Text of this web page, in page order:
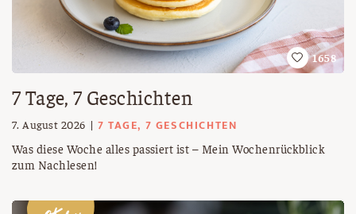
1658
7 Tage, 7 Geschichten
7. August 2026 7 TAGE, 7 GESCHICHTEN
Was diese Woche alles passiert ist – Mein Wochenrückblick
zum Nachlesen!